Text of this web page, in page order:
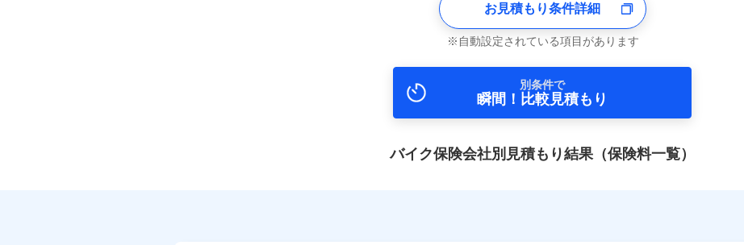
お見積もり条件詳細
自動設定されている項目があります
別条件で
瞬間！比較見積もり
バイク保険会社別見積もり結果（保険料一覧）